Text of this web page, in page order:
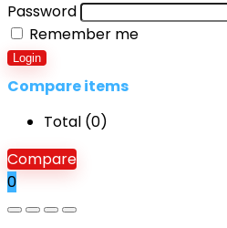
Password
Remember me
Login
Compare items
Total (0)
Compare
0